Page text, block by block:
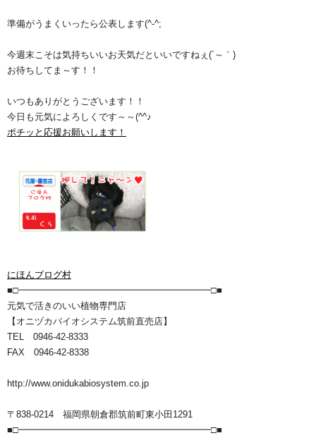
準備がうまくいったら公表します(^-^;
今週末こそは気持ちいいお天気だといいですねぇ(´～｀)
お待ちしてま～す！！
いつもありがとうございます！！
今日も元気によろしくです～～(^^♪
ポチッと応援お願いします！
にほんブログ村
■□━━━━━━━━━━━━━━━━━━━━━□■
元気で活きのいい植物専門店
【オニヅカバイオシステム筑前直売店】
TEL 0946-42-8333
FAX 0946-42-8338
http://www.onidukabiosystem.co.jp
〒838-0214 福岡県朝倉郡筑前町東小田1291
■□━━━━━━━━━━━━━━━━━━━━━□■